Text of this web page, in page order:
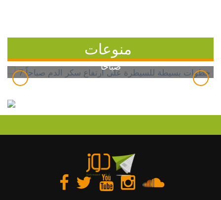
منوعات
7 خطوات بسيطة للسيطرة على ارتفاع سكر الدم
صباحاً